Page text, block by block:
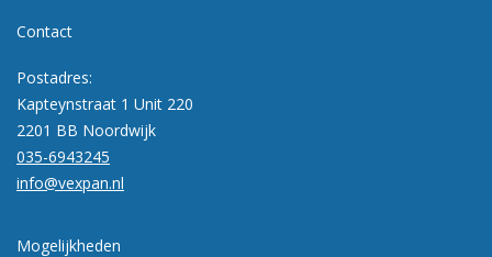
Contact
Postadres:
Kapteynstraat 1 Unit 220
2201 BB Noordwijk
035-6943245
info@vexpan.nl
Mogelijkheden